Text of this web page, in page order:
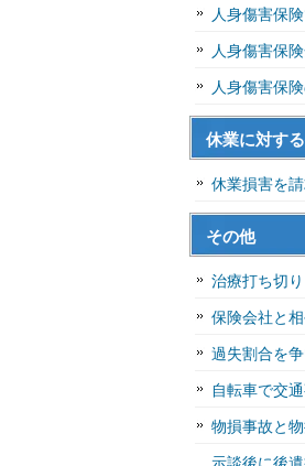
人身傷害保
人身傷害保
人身傷害保
休業に対す
休業損害を
その他
治療打ち切
保険会社と
過失割合を
自転車で交
物損事故と
示談後に後